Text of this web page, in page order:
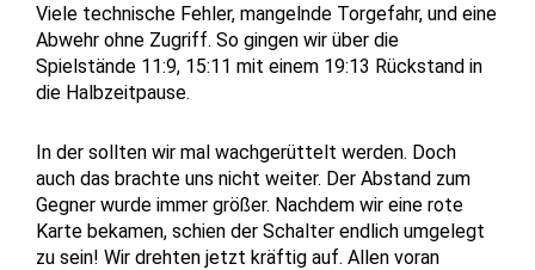
Viele technische Fehler, mangelnde Torgefahr, und eine
Abwehr ohne Zugriff. So gingen wir über die
Spielstände 11:9, 15:11 mit einem 19:13 Rückstand in
die Halbzeitpause.
In der sollten wir mal wachgerüttelt werden. Doch
auch das brachte uns nicht weiter. Der Abstand zum
Gegner wurde immer größer. Nachdem wir eine rote
Karte bekamen, schien der Schalter endlich umgelegt
zu sein! Wir drehten jetzt kräftig auf. Allen voran